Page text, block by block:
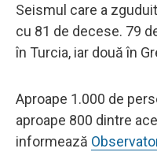
Seismul care a zguduit
cu 81 de decese. 79
în Turcia, iar două în
Aproape 1.000 de
aproape 800 dintre
informează